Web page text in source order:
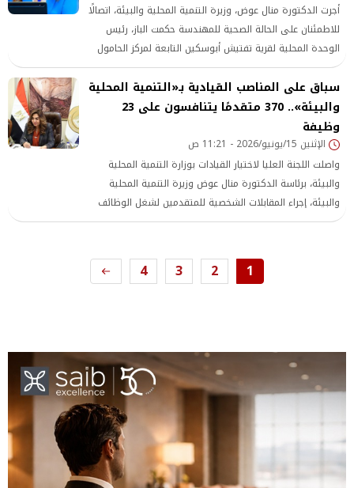
أجرت الدكتورة منال عوض، وزيرة التنمية المحلية والبيئة، اتصالًا
للاطمئنان على الحالة الصحية للمهندسة حكمت الباز، رئيس
الوحدة المحلية لقرية تفتيش أبوسكين التابعة لمركز الحامول
بمحافظة كفر الشيخ،
سباق على المناصب القيادية بـ«التنمية المحلية
والبيئة».. 370 متقدمًا يتنافسون على 23
وظيفة
الإثنين 15/يونيو/2026 - 11:21 ص
واصلت اللجنة العليا لاختيار القيادات بوزارة التنمية المحلية
والبيئة، برئاسة الدكتورة منال عوض وزيرة التنمية المحلية
والبيئة، إجراء المقابلات الشخصية للمتقدمين لشغل الوظائف
القيادية الشاغرة بديوان عام الوزارة، والتي تضم 23 وظيفة
1
2
3
4